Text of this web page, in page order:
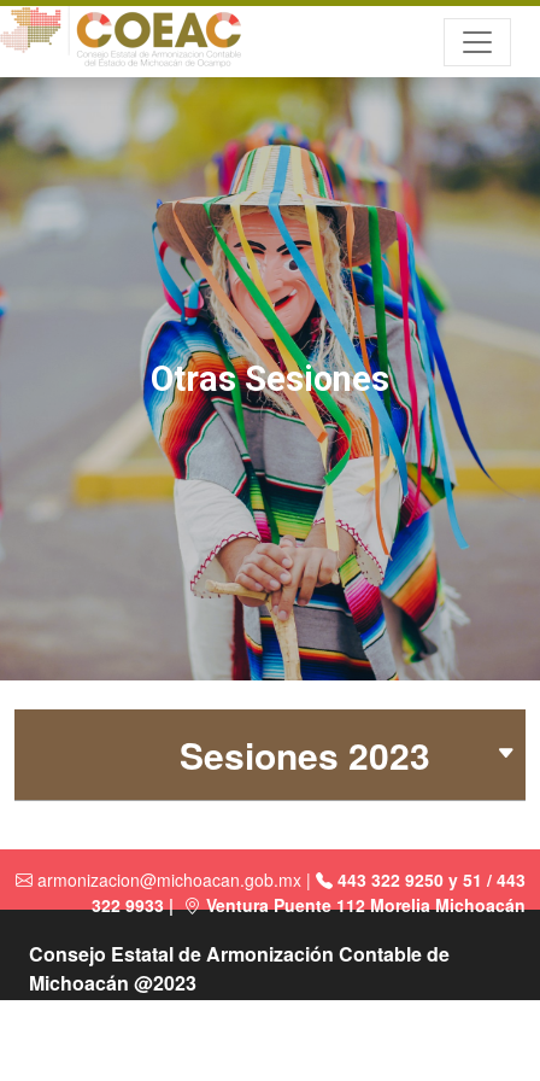
Otras Sesiones
Sesiones 2023
armonizacion@michoacan.gob.mx |
443 322 9250 y 51 / 443
322 9933 |
Ventura Puente 112 Morelia Michoacán
Consejo Estatal de Armonización Contable de
Michoacán @2023